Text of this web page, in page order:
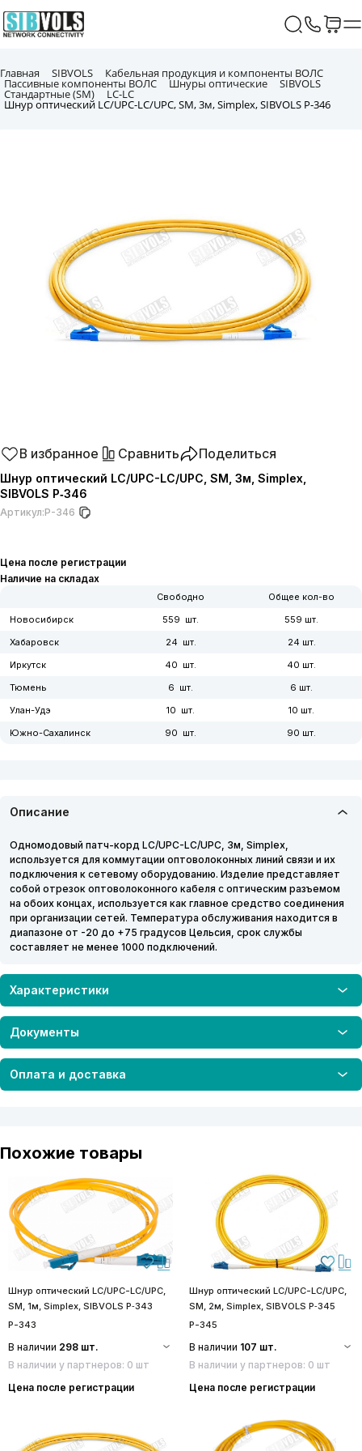
Главная SIBVOLS Кабельная продукция и компоненты ВОЛС
Пассивные компоненты ВОЛС Шнуры оптические SIBVOLS
Стандартные (SM) LC-LC
Шнур оптический LC/UPC-LC/UPC, SM, 3м, Simplex, SIBVOLS P‑346
В избранное Сравнить Поделиться
Шнур оптический LC/UPC-LC/UPC, SM, 3м, Simplex,
SIBVOLS P‑346
Артикул:P-346
Цена после регистрации
Наличие на складах
Свободно
Общее кол-во
Новосибирск
559
559
Хабаровск
24
24
Иркутск
40
40
Тюмень
6
6
Улан-Удэ
10
10
Южно-Сахалинск
90 90
Описание
Одномодовый патч-корд LC/UPC-LC/UPC, 3м, Simplex,
используется для коммутации оптоволоконных линий связи и их
подключения к сетевому оборудованию. Изделие представляет
собой отрезок оптоволоконного кабеля с оптическим разъемом
на обоих концах, используется как главное средство соединения
при организации сетей. Температура обслуживания находится в
диапазоне от -20 до +75 градусов Цельсия, срок службы
составляет не менее 1000 подключений.
Характеристики
Документы
Оплата и доставка
Похожие товары
Шнур оптический LC/UPC-LC/UPC,
SM, 1м, Simplex, SIBVOLS P‑343
P-343
В наличии 298 шт.
В наличии у партнеров: 0 шт
Цена после регистрации
Шнур оптический LC/UPC-LC/UPC,
SM, 2м, Simplex, SIBVOLS P‑345
P-345
В наличии 107 шт.
В наличии у партнеров: 0 шт
Цена после регистрации